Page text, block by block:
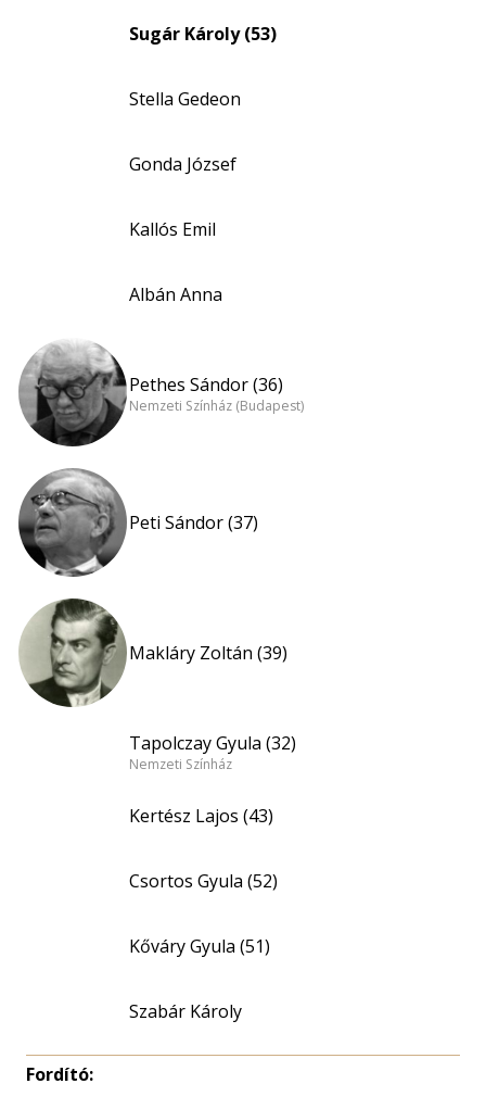
Sugár Károly (53)
Stella Gedeon
Gonda József
Kallós Emil
Albán Anna
Pethes Sándor (36)
Nemzeti Színház (Budapest)
Peti Sándor (37)
Makláry Zoltán (39)
Tapolczay Gyula (32)
Nemzeti Színház
Kertész Lajos (43)
Csortos Gyula (52)
Kőváry Gyula (51)
Szabár Károly
Fordító: